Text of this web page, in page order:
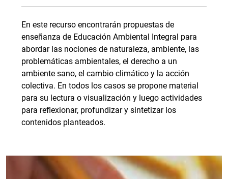
En este recurso encontrarán propuestas de
enseñanza de Educación Ambiental Integral para
abordar las nociones de naturaleza, ambiente, las
problemáticas ambientales, el derecho a un
ambiente sano, el cambio climático y la acción
colectiva. En todos los casos se propone material
para su lectura o visualización y luego actividades
para reflexionar, profundizar y sintetizar los
contenidos planteados.